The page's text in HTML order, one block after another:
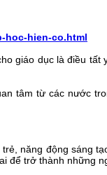
hoc-hien-co.html
giáo dục là điều
tâm từ các nước
năng động sáng
để trở thành những